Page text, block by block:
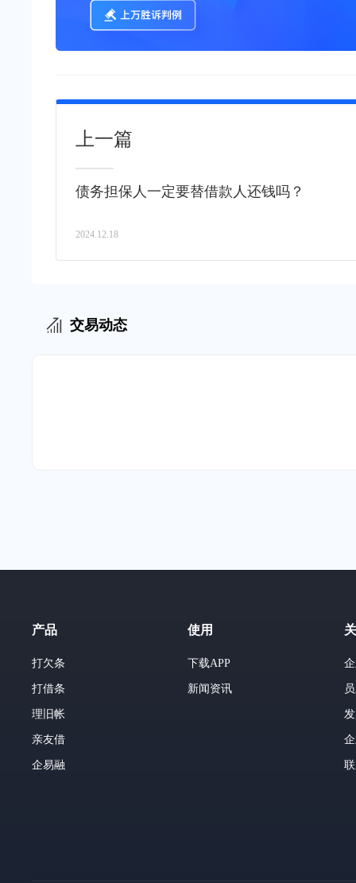
上一篇
债务担保人一定要替借款人还钱吗？
2024.12.18
交易动态
产品
打欠条
打借条
理旧帐
亲友借
企易融
使用
下载APP
新闻资讯